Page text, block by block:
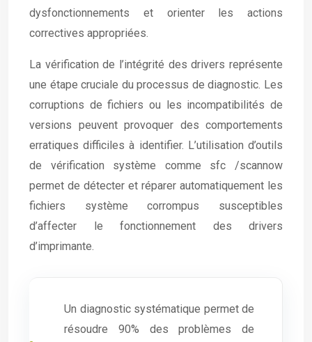
dysfonctionnements et orienter les actions
correctives appropriées.
La vérification de l’intégrité des drivers représente
une étape cruciale du processus de diagnostic. Les
corruptions de fichiers ou les incompatibilités de
versions peuvent provoquer des comportements
erratiques difficiles à identifier. L’utilisation d’outils
de vérification système comme sfc /scannow
permet de détecter et réparer automatiquement les
fichiers système corrompus susceptibles
d’affecter le fonctionnement des drivers
d’imprimante.
Un diagnostic systématique permet de
résoudre 90% des problèmes de